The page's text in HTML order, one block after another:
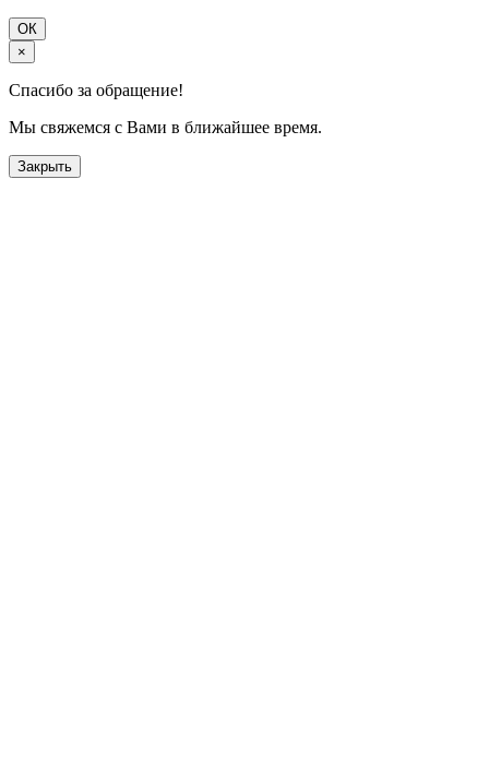
ОК
×
Спасибо за обращение!
Мы свяжемся с Вами в ближайшее время.
Закрыть